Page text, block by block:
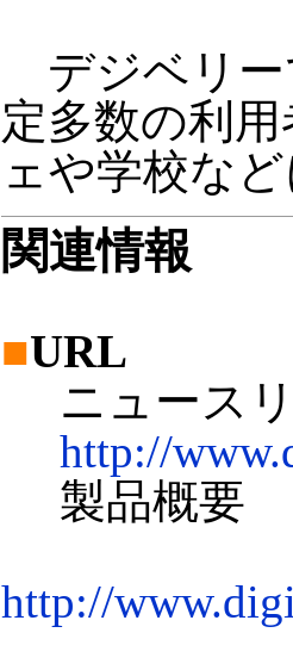
デジベリー
定多数の利
ェや学校な
関連情報
■URL
ニュースリ
http://
製品概要
http://